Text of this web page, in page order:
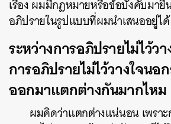
เรื่อง ผมมีกฎหมายหรือข้อบังคับมายื
อภิปรายในรูปแบบที่ผมนำเสนออยู่ได้
ระหว่างการอภิปรายไม่ไว้ว
การอภิปรายไม่ไว้วางใจน
ออกมาแตกต่างกันมากไหม
ผมคิดว่าแตกต่างแน่นอน เพรา